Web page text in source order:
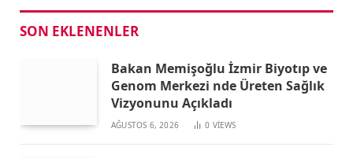
SON EKLENENLER
Bakan Memişoğlu İzmir Biyotıp ve
Genom Merkezi nde Üreten Sağlık
Vizyonunu Açıkladı
AĞUSTOS 6, 2026 0 VIEWS